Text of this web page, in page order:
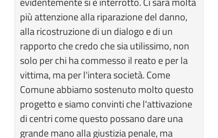
più attenzione alla riparazione del danno,
alla ricostruzione di un dialogo e di un
rapporto che credo che sia utilissimo, non
solo per chi ha commesso il reato e per la
vittima, ma per l'intera società. Come
Comune abbiamo sostenuto molto questo
progetto e siamo convinti che l'attivazione
di centri come questo possano dare una
grande mano alla giustizia penale, ma